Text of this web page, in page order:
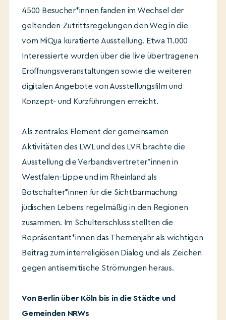
4500 Besucher*innen fanden im Wechsel der
geltenden Zutrittsregelungen den Weg in die
vom MiQua kuratierte Ausstellung. Etwa 11.000
Interessierte wurden über die live übertragenen
Eröffnungsveranstaltungen sowie die weiteren
digitalen Angebote von Ausstellungsfilm und
Konzept- und Kurzführungen erreicht.
Als zentrales Element der gemeinsamen
Aktivitäten des LWL und des LVR brachte die
Ausstellung die Verbandsvertreter*innen in
Westfalen-Lippe und im Rheinland als
Botschafter*innen für die Sichtbarmachung
jüdischen Lebens regelmäßig in den Regionen
zusammen. Im Schulterschluss stellten die
Repräsentant*innen das Themenjahr als wichtigen
Beitrag zum interreligiösen Dialog und als Zeichen
gegen antisemitische Strömungen heraus.
Von Berlin über Köln bis in die Städte und
Gemeinden NRWs